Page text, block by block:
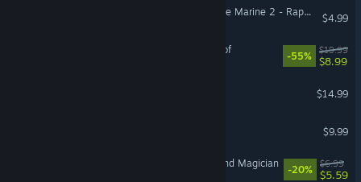
Warhammer 40,000: Space Marine 2 - Raptors Cosmetic Pack
$4.99
Five Hearts Under One Roof
-55%
$19.99
$8.99
$14.99
$9.99
Gunfire Reborn - Artisan and Magician
-20%
$6.99
$5.59